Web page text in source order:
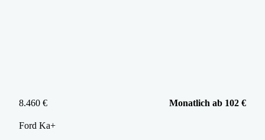
8.460 € Monatlich ab 102 €
Ford Ka+